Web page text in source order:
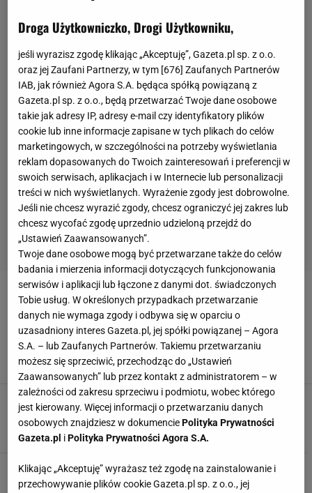
BRYTFANA
Garnki żeliwne wracają do łask. Te są trwałe i
wydajne
BRYTFANA GARNEK GARNKI ŻELIWNE PATELNIE ŻELIWNE
Brytfanny i naczynia żaroodporne do pieczenia
BRYTFANA GOTOWANIE KUCHNIA NACZYNIE ŻAROODPORNE
Droga Użytkowniczko, Drogi Użytkowniku,
jeśli wyrazisz zgodę klikając „Akceptuję”, Gazeta.pl sp. z o.o.
oraz jej Zaufani Partnerzy, w tym [676] Zaufanych Partnerów
IAB, jak również Agora S.A. będąca spółką powiązaną z
Gazeta.pl sp. z o.o., będą przetwarzać Twoje dane osobowe
takie jak adresy IP, adresy e-mail czy identyfikatory plików
cookie lub inne informacje zapisane w tych plikach do celów
marketingowych, w szczególności na potrzeby wyświetlania
reklam dopasowanych do Twoich zainteresowań i preferencji w
swoich serwisach, aplikacjach i w Internecie lub personalizacji
treści w nich wyświetlanych. Wyrażenie zgody jest dobrowolne.
Jeśli nie chcesz wyrazić zgody, chcesz ograniczyć jej zakres lub
chcesz wycofać zgodę uprzednio udzieloną przejdź do
„Ustawień Zaawansowanych”.
Twoje dane osobowe mogą być przetwarzane także do celów
badania i mierzenia informacji dotyczących funkcjonowania
serwisów i aplikacji lub łączone z danymi dot. świadczonych
Tobie usług. W określonych przypadkach przetwarzanie
danych nie wymaga zgody i odbywa się w oparciu o
uzasadniony interes Gazeta.pl, jej spółki powiązanej – Agora
S.A. – lub Zaufanych Partnerów. Takiemu przetwarzaniu
możesz się sprzeciwić, przechodząc do „Ustawień
Zaawansowanych” lub przez kontakt z administratorem – w
zależności od zakresu sprzeciwu i podmiotu, wobec którego
jest kierowany. Więcej informacji o przetwarzaniu danych
osobowych znajdziesz w dokumenciePolityka Prywatności
Gazeta.pl iPolityka Prywatności Agora S.A.
Klikając „Akceptuję” wyrażasz też zgodę na zainstalowanie i
przechowywanie plików cookie Gazeta.pl sp. z o.o., jej